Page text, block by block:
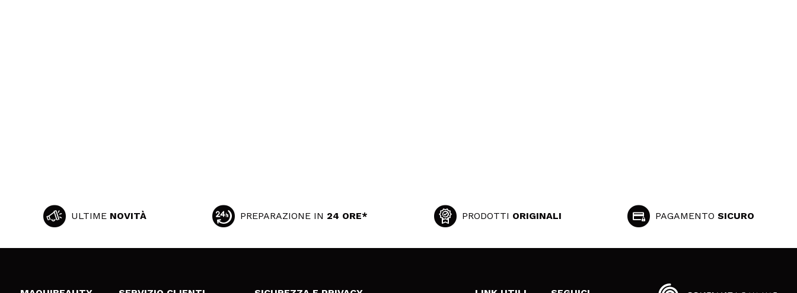
ULTIME NOVITÀ PREPARAZIONE IN 24 ORE* PRODOTTI ORIGINALI PAGAMENTO SICURO